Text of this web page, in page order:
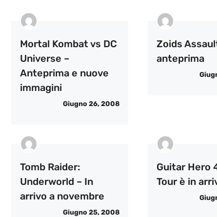
Mortal Kombat vs DC
Universe –
Anteprima e nuove
immagini
Giugno 26, 2008
Zoids
anteprima
Tomb Raider:
Underworld – In
arrivo a novembre
Giugno 25, 2008
Guitar Hero
Tour è in